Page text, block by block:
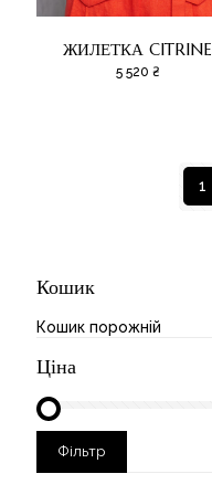
ЖИЛЕТКА CITRINE
5 520 ₴
1
Кошик
Кошик порожній
Ціна
Фільтр